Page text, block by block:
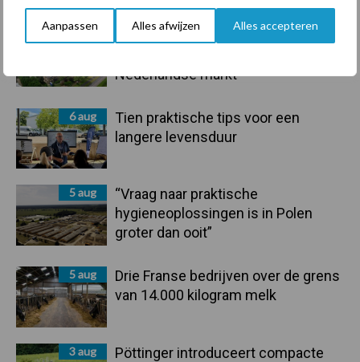
Aanpassen Alles afwijzen Alles accepteren
Sidebar
6 aug
ForFarmers ziet volume en
Nederlandse markt
6 aug
Tien praktische tips voor een
langere levensduur
5 aug
“Vraag naar praktische
hygieneoplossingen is in Polen
groter dan ooit”
5 aug
Drie Franse bedrijven over de grens
van 14.000 kilogram melk
3 aug
Pöttinger introduceert compacte